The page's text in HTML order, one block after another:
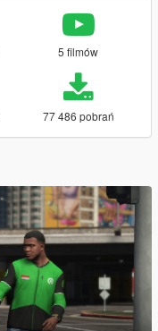
5 filmów
77 486 pobrań